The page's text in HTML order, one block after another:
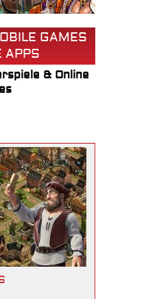
GAMES
APPS
& Online